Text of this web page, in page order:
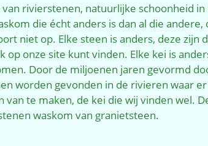
rivierstenen, natuurlijke schoonheid
die écht anders is dan al die
niet op. Elke steen is anders, deze
onze site kunt vinden. Elke kei is
Door de miljoenen jaren gevormd
worden gevonden in de rivieren waar
te maken, de kei die wij vinden wel.
waskom van granietsteen.